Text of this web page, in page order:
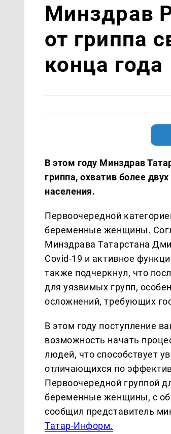
Минздрав
от гриппа
конца года
В этом году Минздрав
гриппа, охватив более
населения.
Первоочередной
беременные женщины.
Минздрава Татарстана
Covid-19 и активное
также подчеркнул, что
для уязвимых групп,
осложнений, требующих
В этом году поступление
возможность начать
людей, что способствует
отличающихся по
Первоочередной группой
беременные женщины, с
сообщил представитель
Татар-Информ.